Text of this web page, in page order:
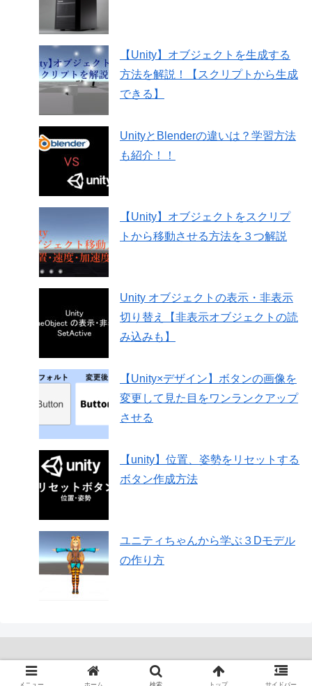
【Unity】オブジェクトを生成する
方法を解説！【スクリプトから生成
できる】
UnityとBlenderの違いは？学習方法
も紹介！！
【Unity】オブジェクトをスクリプ
トから移動させる方法を３つ解説
Unity オブジェクトの表示・非表示
切り替え【非表示オブジェクトの読
み込みも】
【Unity×デザイン】ボタンの画像を
変更して見た目をワンランクアップ
させる
【unity】位置、姿勢をリセットする
ボタン作成方法
ユニティちゃんから学ぶ３Dモデル
の作り方
Copyright © 2018-2026 Your 3D All Rights Reserved.
メニュー ホーム 検索 トップ サイドバー